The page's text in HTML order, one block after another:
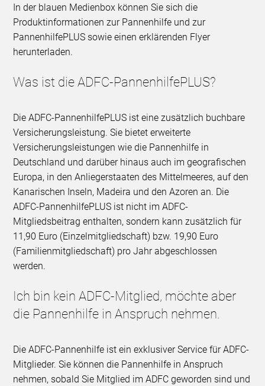
In der blauen Medienbox können Sie sich die
Produktinformationen zur Pannenhilfe und zur
PannenhilfePLUS sowie einen erklärenden Flyer
herunterladen.
Was ist die ADFC-PannenhilfePLUS?
Die ADFC-PannenhilfePLUS ist eine zusätzlich buchbare
Versicherungsleistung. Sie bietet erweiterte
Versicherungsleistungen wie die Pannenhilfe in
Deutschland und darüber hinaus auch im geografischen
Europa, in den Anliegerstaaten des Mittelmeeres, auf den
Kanarischen Inseln, Madeira und den Azoren an. Die
ADFC-PannenhilfePLUS ist nicht im ADFC-
Mitgliedsbeitrag enthalten, sondern kann zusätzlich für
11,90 Euro (Einzelmitgliedschaft) bzw. 19,90 Euro
(Familienmitgliedschaft) pro Jahr abgeschlossen
werden.
Ich bin kein ADFC-Mitglied, möchte aber
die Pannenhilfe in Anspruch nehmen.
Die ADFC-Pannenhilfe ist ein exklusiver Service für ADFC-
Mitglieder. Sie können die Pannenhilfe in Anspruch
nehmen, sobald Sie Mitglied im ADFC geworden sind und